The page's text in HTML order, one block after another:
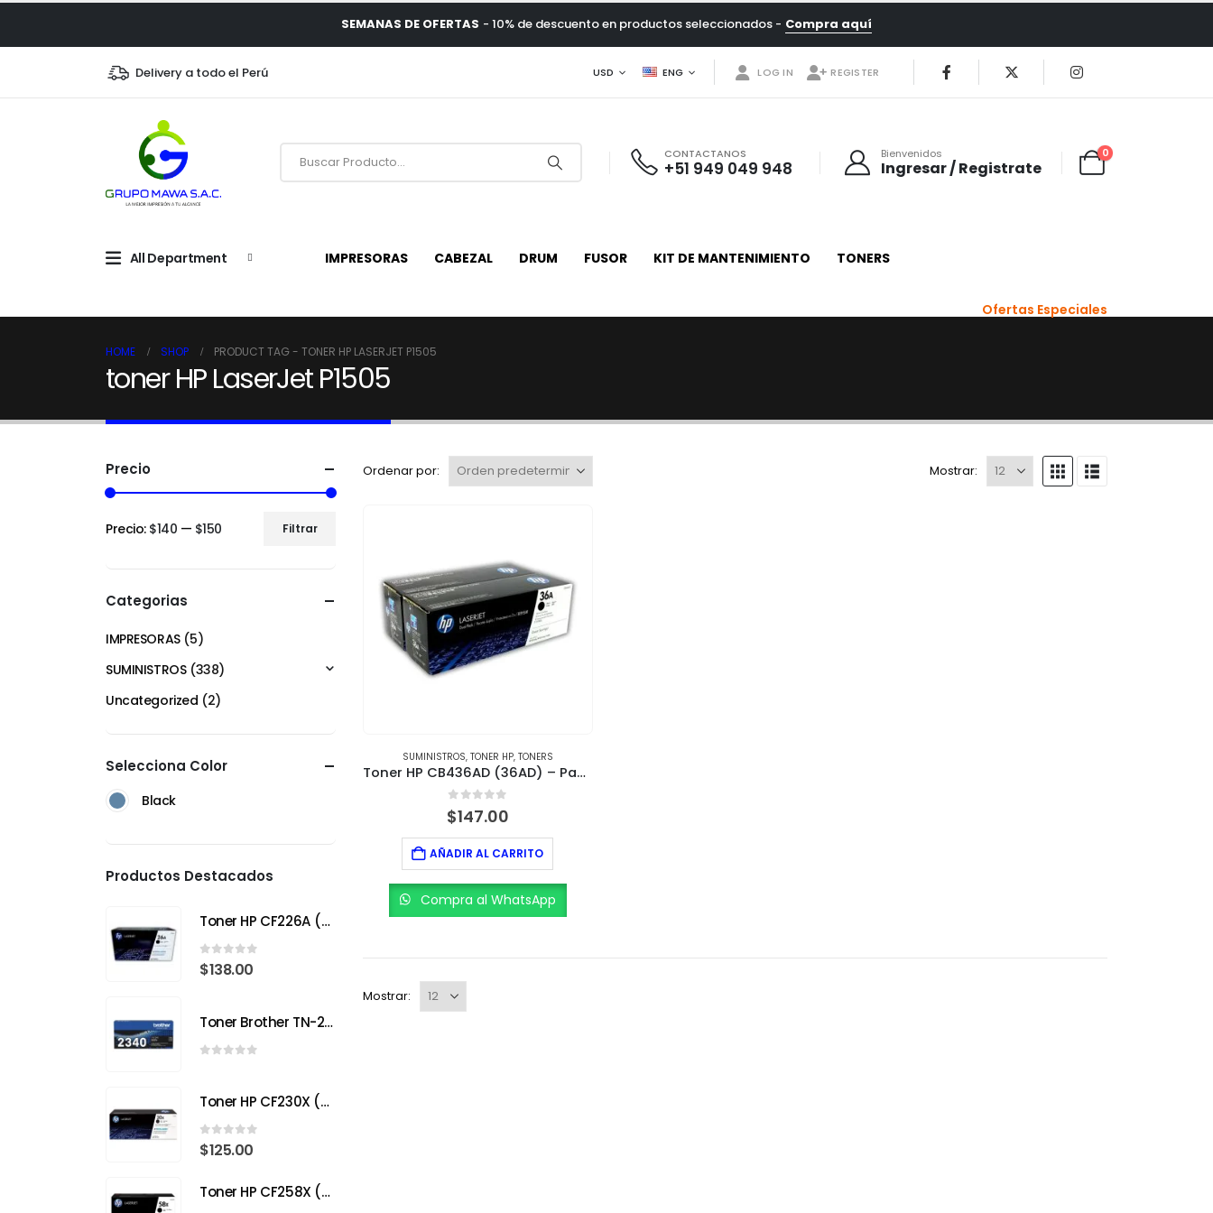
SEMANAS DE OFERTAS - 10% de descuento en productos seleccionados - Compra aquí
Delivery a todo el Perú USD ENG LOG IN REGISTER
CONTACTANOS
+51 949 049 948
Bienvenidos
Ingresar / Registrate
0
All Department IMPRESORAS CABEZAL DRUM FUSOR KIT DE MANTENIMIENTO TONERS
Ofertas Especiales
HOME SHOP PRODUCT TAG - TONER HP LASERJET P1505
toner HP LaserJet P1505
Ordenar por: Mostrar:
SUMINISTROS, TONER HP, TONERS
Toner HP CB436AD (36AD) – Pack de 2, Rendimiento 2,000 páginas c/u
0 out of 5
$147.00
AÑADIR AL CARRITO
Compra al WhatsApp
Mostrar:
Precio
Filtrar
Precio: $140 — $150
Categorias
IMPRESORAS (5)
SUMINISTROS (338)
Uncategorized (2)
Selecciona Color
Black
Productos Destacados
Toner HP CF226A (26A) Negro para HP LaserJet Pro M402
0out of 5
$138.00
Toner Brother TN-2340
Toner HP CF230X (30X) Negro para HP LaserJet Pro
0out of 5
$125.00
Toner HP CF258X (58X) Negro para HP LaserJet Pro